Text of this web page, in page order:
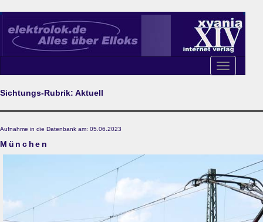
Toggle
navigation
Sichtungs-Rubrik: Aktuell
Aufnahme in die Datenbank am: 05.06.2023
München